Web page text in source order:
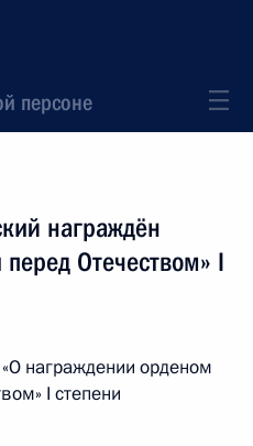
персоне
награждён
Отечеством» I
награждении орденом
I степени